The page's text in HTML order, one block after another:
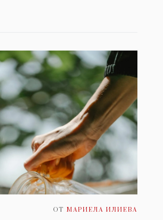
ОТ МАРИЕЛА ИЛИЕВА